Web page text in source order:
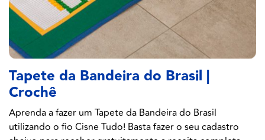
Tapete da Bandeira do Brasil |
Crochê
Aprenda a fazer um Tapete da Bandeira do Brasil
utilizando o fio Cisne Tudo! Basta fazer o seu cadastro